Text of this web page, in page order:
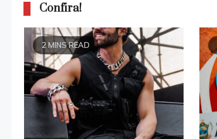
Confira!
2 MINS READ